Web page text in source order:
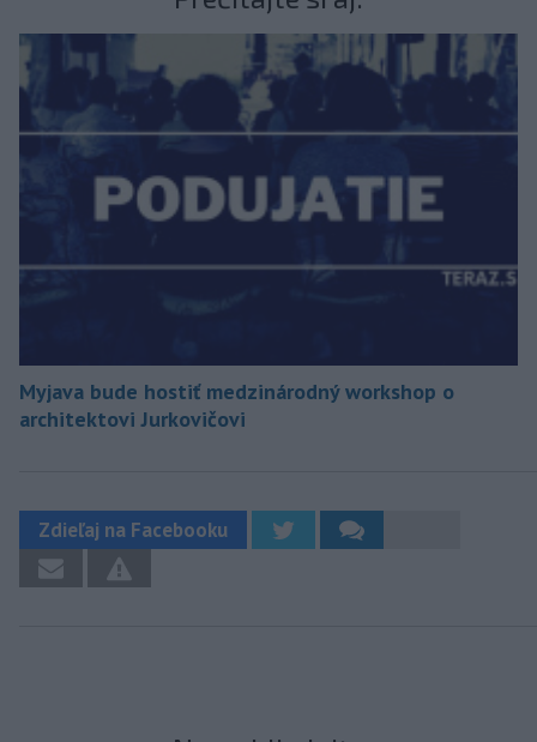
Myjava bude hostiť medzinárodný workshop o
architektovi Jurkovičovi
Zdieľaj na Facebooku